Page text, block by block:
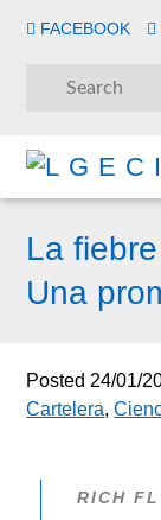
FACEBOOK
La
Una
Posted 24/01/
Cartelera,
RICH